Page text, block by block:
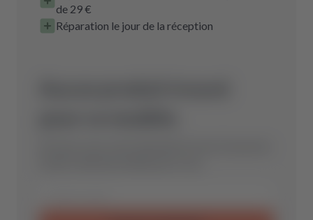
de 29 €
Réparation le jour de la réception